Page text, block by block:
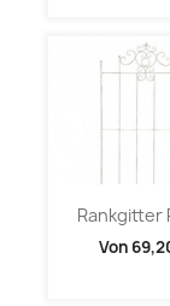
Rankgitter
Von